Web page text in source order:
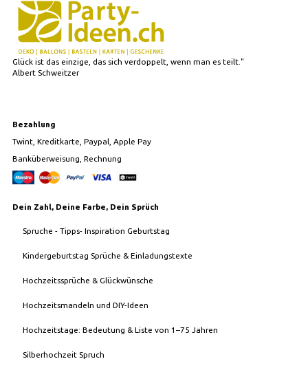
Glück ist das einzige, das sich verdoppelt, wenn man es teilt."
Albert Schweitzer
Bezahlung
Twint, Kreditkarte, Paypal, Apple Pay
Banküberweisung, Rechnung
Dein Zahl, Deine Farbe, Dein Sprüch
Spruche - Tipps- Inspiration Geburtstag
Kindergeburtstag Sprüche & Einladungstexte
Hochzeitssprüche & Glückwünsche
Hochzeitsmandeln und DIY-Ideen
Hochzeitstage: Bedeutung & Liste von 1–75 Jahren
Silberhochzeit Spruch